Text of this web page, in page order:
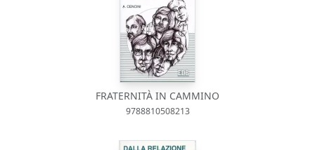
FRATERNITÀ IN CAMMINO
9788810508213